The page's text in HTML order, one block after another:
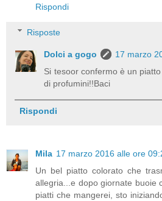
Rispondi
Risposte
Dolci a gogo
17 marzo
Si tesoor confermo è un
di profumini!!Baci
Rispondi
Mila 17 marzo 2016 alle ore
Un bel piatto colorato che
allegria...e dopo giornate buoie
piatti che mangerei, sto